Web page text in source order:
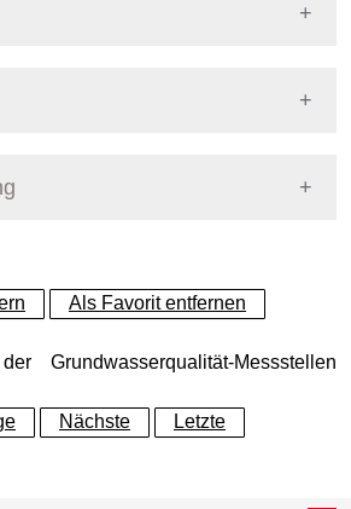
Dynamische Grafik
GW-Stand, tagesaktuell
lokal ausgebildeter
(GOK)
61.00
Als Favorit entfernen
Grundwasserqualität-Messstellen
Nächste Letzte